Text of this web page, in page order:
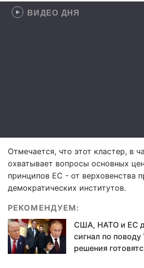
ВИДЕО ДНЯ
Отмечается, что этот кластер, в
охватывает вопросы основных
принципов ЕС - от верховенства
демократических институтов.
РЕКОМЕНДУЕМ:
США, НАТО и ЕС
сигнал по
решения